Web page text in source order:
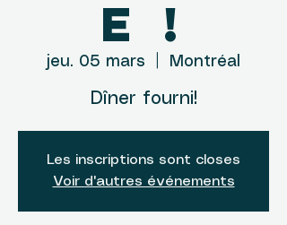
e !
jeu. 05 mars Montréal
Dîner fourni!
Les inscriptions sont closes
Voir d'autres événements